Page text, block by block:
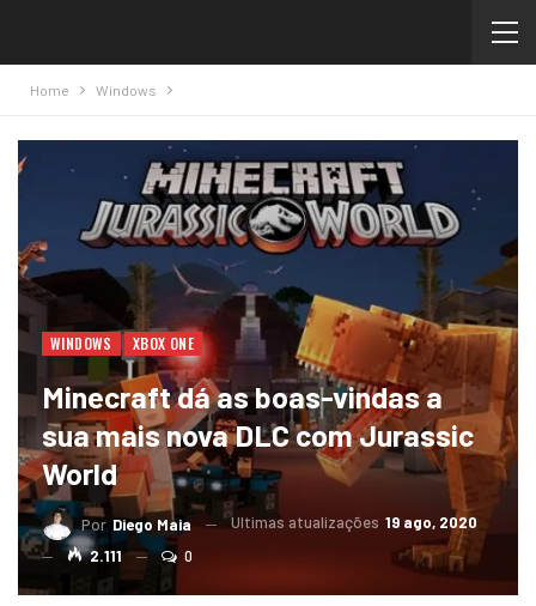
Home Windows
WINDOWS XBOX ONE
Minecraft dá as boas-vindas a
sua mais nova DLC com Jurassic
World
Por Diego Maia Ultimas atualizações 19 ago, 2020
2.111
0